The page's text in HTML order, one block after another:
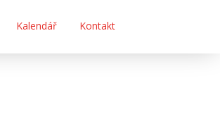
Kalendář Kontakt